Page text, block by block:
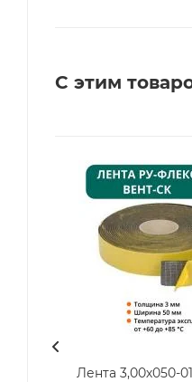
С этим
Лента 3,00х050-